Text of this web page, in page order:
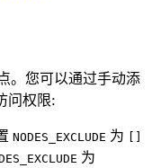
。您可以通过手动添
问权限:
NODES_EXCLUDE 为 []
为